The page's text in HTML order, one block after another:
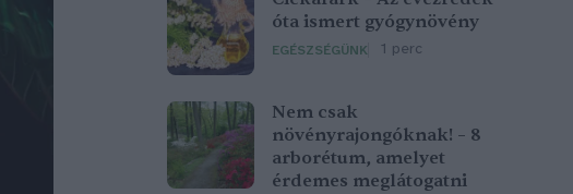
óta ismert gyógynövény
EGÉSZSÉGÜNK 1 perc
Nem csak
növényrajongóknak! – 8
arborétum, amelyet
érdemes meglátogatni